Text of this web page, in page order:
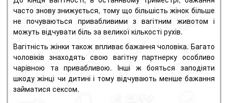
часто знову знижується, тому що більшість жінок більше
не почуваються привабливими з вагітним животом і
можуть відчувати біль за великої кількості рухів.
Вагітність жінки також впливає бажання чоловіка. Багато
чоловіків знаходять свою вагітну партнерку особливо
чарівною та привабливою. Інші ж бояться заподіяти
шкоду жінці чи дитині і тому відчувають менше бажання
займатися сексом.